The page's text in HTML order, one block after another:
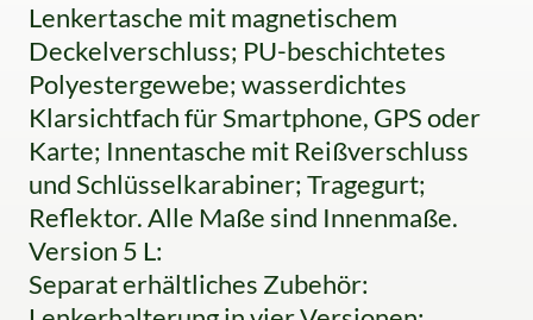
Lenkertasche mit magnetischem
Deckelverschluss; PU-beschichtetes
Polyestergewebe; wasserdichtes
Klarsichtfach für Smartphone, GPS oder
Karte; Innentasche mit Reißverschluss
und Schlüsselkarabiner; Tragegurt;
Reflektor. Alle Maße sind Innenmaße.
Version 5 L:
Separat erhältliches Zubehör: